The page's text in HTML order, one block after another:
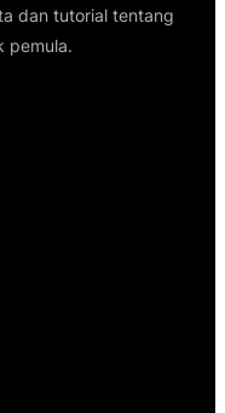
dan tutorial tentang
pemula.